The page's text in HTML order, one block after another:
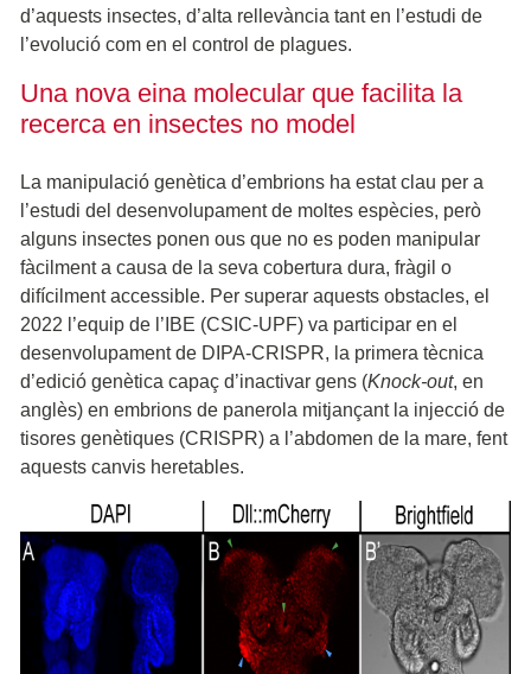
d’aquests insectes, d’alta rellevància tant en l’estudi de
l’evolució com en el control de plagues.
Una nova eina molecular que facilita la
recerca en insectes no model
La manipulació genètica d’embrions ha estat clau per a
l’estudi del desenvolupament de moltes espècies, però
alguns insectes ponen ous que no es poden manipular
fàcilment a causa de la seva cobertura dura, fràgil o
difícilment accessible. Per superar aquests obstacles, el
2022 l’equip de l’IBE (CSIC-UPF) va participar en el
desenvolupament de DIPA-CRISPR, la primera tècnica
d’edició genètica capaç d’inactivar gens (Knock-out, en
anglès) en embrions de panerola mitjançant la injecció de
tisores genètiques (CRISPR) a l’abdomen de la mare, fent
aquests canvis heretables.